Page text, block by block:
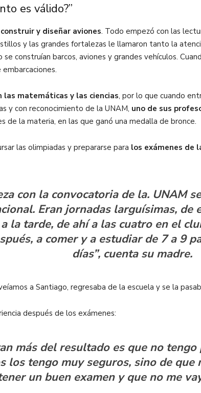
es válido?”
y diseñar aviones. Todo empezó con las
y las grandes fortalezas le llamaron tanto la
construían barcos, aviones y grandes vehículos.
las matemáticas y las ciencias, por lo que cuando
y con reconocimiento de la UNAM, uno de sus
de la materia, en las que ganó una medalla de bronce.
las olimpiadas y prepararse para los exámenes de
con la convocatoria de la. UNAM
Eran jornadas larguísimas,
la tarde, de ahí a las cuatro en el
a comer y a estudiar de 7 a 9
días”, cuenta su madre.
a Santiago, regresaba de la escuela y se la
después de los exámenes:
más del resultado es que no
los tengo muy seguros, sino de
un buen examen y que no me